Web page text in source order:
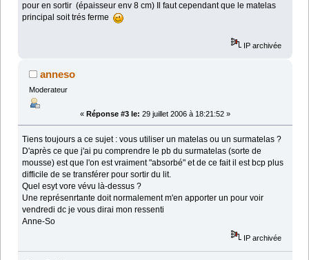
pour en sortir (épaisseur env 8 cm) Il faut cependant que le matelas
principal soit trés ferme
IP archivée
anneso
Moderateur
« Réponse #3 le: 29 juillet 2006 à 18:21:52 »
Tiens toujours a ce sujet : vous utiliser un matelas ou un surmatelas ?
D'après ce que j'ai pu comprendre le pb du surmatelas (sorte de
mousse) est que l'on est vraiment "absorbé" et de ce fait il est bcp plus
difficile de se transférer pour sortir du lit.
Quel esyt vore vévu là-dessus ?
Une représenrtante doit normalement m'en apporter un pour voir
vendredi dc je vous dirai mon ressenti
Anne-So
IP archivée